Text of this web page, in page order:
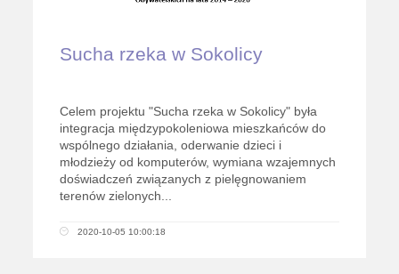
Sucha rzeka w Sokolicy
Celem projektu "Sucha rzeka w Sokolicy" była
integracja międzypokoleniowa mieszkańców do
wspólnego działania, oderwanie dzieci i
młodzieży od komputerów, wymiana wzajemnych
doświadczeń związanych z pielęgnowaniem
terenów zielonych...
2020-10-05 10:00:18